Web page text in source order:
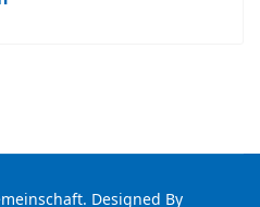
Designed By